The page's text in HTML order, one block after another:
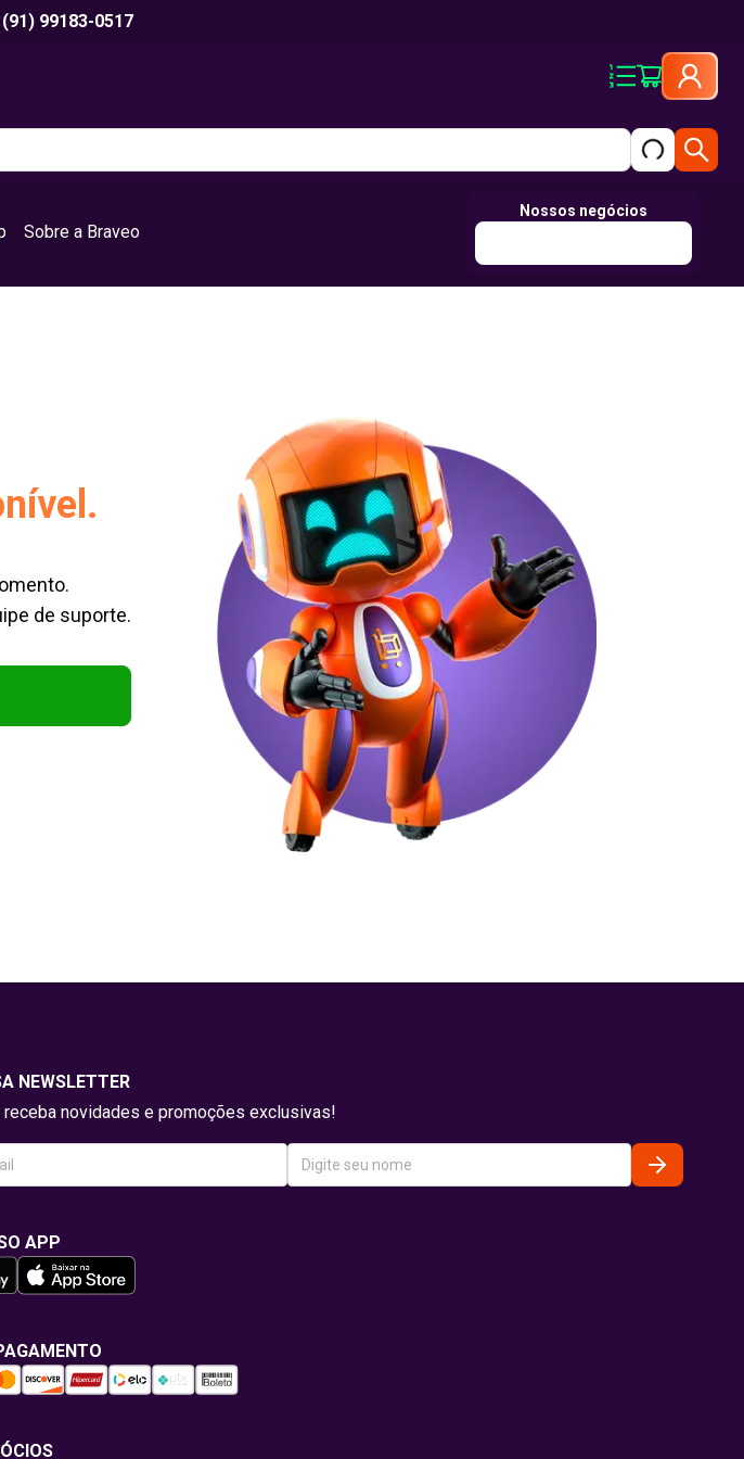
(91) 99183-0517
Sobre a Braveo
Nossos negócios
de suporte.
NEWSLETTER
novidades e promoções exclusivas!
APP